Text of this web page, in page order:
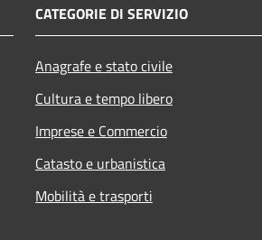
CATEGORIE DI SERVIZIO
Anagrafe e stato civile
Cultura e tempo libero
Imprese e Commercio
Catasto e urbanistica
Mobilità e trasporti